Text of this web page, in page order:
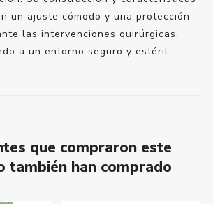
un ajuste cómodo y una protección
las intervenciones quirúrgicas,
a un entorno seguro y estéril.
que compraron este
también han comprado